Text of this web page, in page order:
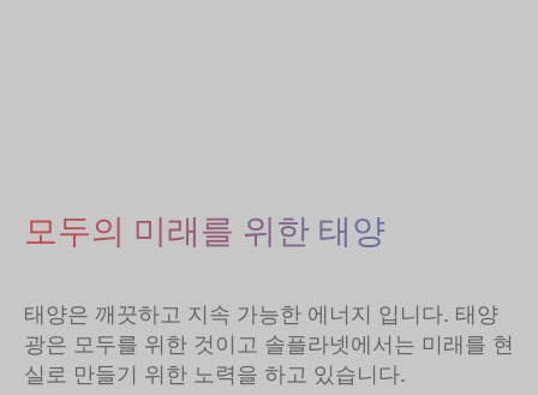
모두의 미래를 위한 태양
태양은 깨끗하고 지속 가능한 에너지 입니다. 태양
광은 모두를 위한 것이고 솔플라넷에서는 미래를 현
실로 만들기 위한 노력을 하고 있습니다.